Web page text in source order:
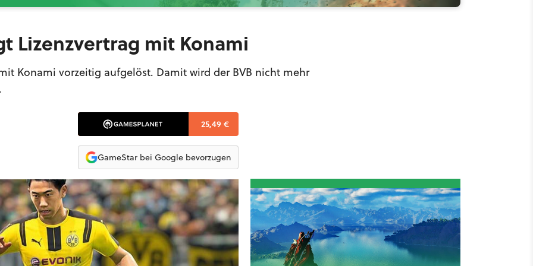
Lizenzvertrag mit Konami
Konami vorzeitig aufgelöst. Damit wird der BVB nicht mehr
25,49 €
GameStar bei Google bevorzugen